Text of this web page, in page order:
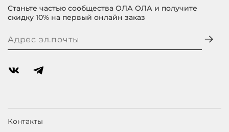
Контакты
Станьте частью сообщества ОЛА ОЛА и получите
скидку 10% на первый онлайн заказ